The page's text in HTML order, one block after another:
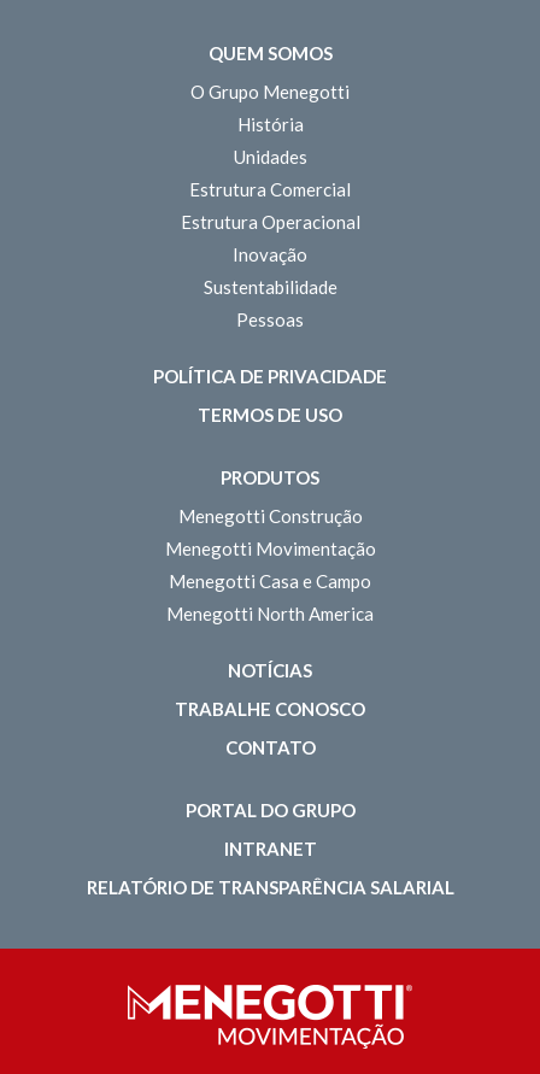
QUEM SOMOS
O Grupo Menegotti
História
Unidades
Estrutura Comercial
Estrutura Operacional
Inovação
Sustentabilidade
Pessoas
POLÍTICA DE PRIVACIDADE
TERMOS DE USO
PRODUTOS
Menegotti Construção
Menegotti Movimentação
Menegotti Casa e Campo
Menegotti North America
NOTÍCIAS
TRABALHE CONOSCO
CONTATO
PORTAL DO GRUPO
INTRANET
RELATÓRIO DE TRANSPARÊNCIA SALARIAL